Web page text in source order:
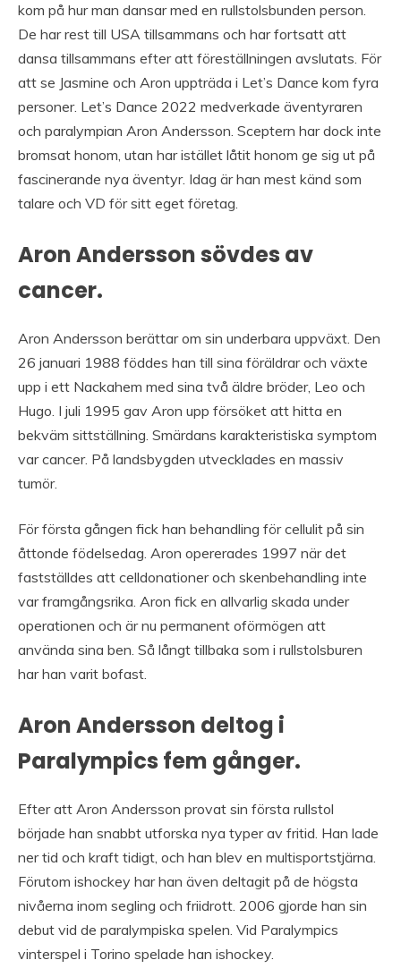
kom på hur man dansar med en rullstolsbunden person.
De har rest till USA tillsammans och har fortsatt att
dansa tillsammans efter att föreställningen avslutats. För
att se Jasmine och Aron uppträda i Let’s Dance kom fyra
personer. Let’s Dance 2022 medverkade äventyraren
och paralympian Aron Andersson. Sceptern har dock inte
bromsat honom, utan har istället låtit honom ge sig ut på
fascinerande nya äventyr. Idag är han mest känd som
talare och VD för sitt eget företag.
Aron Andersson sövdes av
cancer.
Aron Andersson berättar om sin underbara uppväxt. Den
26 januari 1988 föddes han till sina föräldrar och växte
upp i ett Nackahem med sina två äldre bröder, Leo och
Hugo. I juli 1995 gav Aron upp försöket att hitta en
bekväm sittställning. Smärdans karakteristiska symptom
var cancer. På landsbygden utvecklades en massiv
tumör.
För första gången fick han behandling för cellulit på sin
åttonde födelsedag. Aron opererades 1997 när det
fastställdes att celldonationer och skenbehandling inte
var framgångsrika. Aron fick en allvarlig skada under
operationen och är nu permanent oförmögen att
använda sina ben. Så långt tillbaka som i rullstolsburen
har han varit bofast.
Aron Andersson deltog i
Paralympics fem gånger.
Efter att Aron Andersson provat sin första rullstol
började han snabbt utforska nya typer av fritid. Han lade
ner tid och kraft tidigt, och han blev en multisportstjärna.
Förutom ishockey har han även deltagit på de högsta
nivåerna inom segling och friidrott. 2006 gjorde han sin
debut vid de paralympiska spelen. Vid Paralympics
vinterspel i Torino spelade han ishockey.